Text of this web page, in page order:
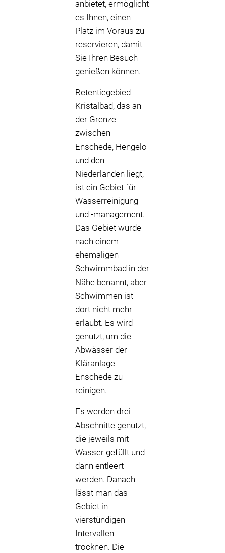
anbietet, ermöglicht
es Ihnen, einen
Platz im Voraus zu
reservieren, damit
Sie Ihren Besuch
genießen können.
Retentiegebied
Kristalbad, das an
der Grenze
zwischen
Enschede, Hengelo
und den
Niederlanden liegt,
ist ein Gebiet für
Wasserreinigung
und -management.
Das Gebiet wurde
nach einem
ehemaligen
Schwimmbad in der
Nähe benannt, aber
Schwimmen ist
dort nicht mehr
erlaubt. Es wird
genutzt, um die
Abwässer der
Kläranlage
Enschede zu
reinigen.
Es werden drei
Abschnitte genutzt,
die jeweils mit
Wasser gefüllt und
dann entleert
werden. Danach
lässt man das
Gebiet in
vierstündigen
Intervallen
trocknen. Die